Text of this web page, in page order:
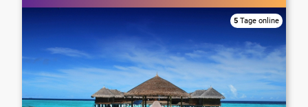
5 Tage online